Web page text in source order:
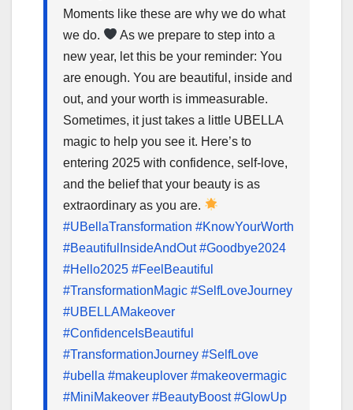
Moments like these are why we do what
we do.
As we prepare to step into a
new year, let this be your reminder: You
are enough. You are beautiful, inside and
out, and your worth is immeasurable.
Sometimes, it just takes a little UBELLA
magic to help you see it. Here’s to
entering 2025 with confidence, self-love,
and the belief that your beauty is as
extraordinary as you are.
#UBellaTransformation #KnowYourWorth
#BeautifulInsideAndOut #Goodbye2024
#Hello2025 #FeelBeautiful
#TransformationMagic #SelfLoveJourney
#UBELLAMakeover
#ConfidenceIsBeautiful
#TransformationJourney #SelfLove
#ubella #makeuplover #makeovermagic
#MiniMakeover #BeautyBoost #GlowUp